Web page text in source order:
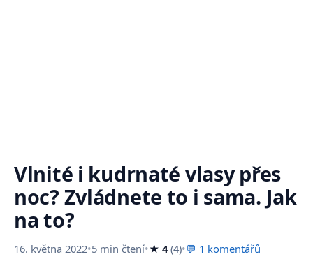
Vlnité i kudrnaté vlasy přes
noc? Zvládnete to i sama. Jak
na to?
16. května 2022•5 min čtení•★ 4(4)•💬 1 komentářů